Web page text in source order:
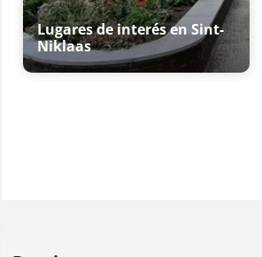
Lugares de interés en Sint-
Niklaas